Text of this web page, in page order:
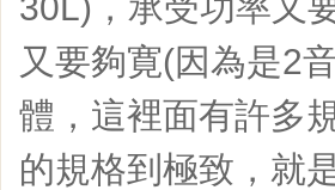
又要夠寛(因為是2
體，這裡面有許多
的規格到極致，就